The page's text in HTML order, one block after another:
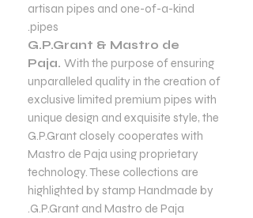
artisan pipes and one-of-a-kind
pipes.
G.P.Grant & Mastro de
Paja. With the purpose of ensuring
unparalleled quality in the creation of
exclusive limited premium pipes with
unique design and exquisite style, the
G.P.Grant closely cooperates with
Mastro de Paja using proprietary
technology. These collections are
highlighted by stamp Handmade by
G.P.Grant and Mastro de Paja.